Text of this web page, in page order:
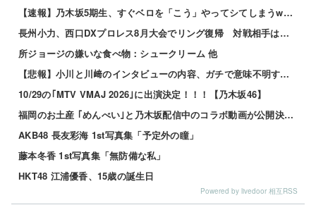
【速報】乃木坂5期生、すぐベロを「こう」やってシてしまうwwwwww 他
長州小力、西口DXプロレス8月大会でリング復帰 対戦相手はクロちゃん 他
所ジョージの嫌いな食べ物：シュークリーム 他
【悲報】小川と川﨑のインタビューの内容、ガチで意味不明すぎる
10/29の｢MTV VMAJ 2026｣に出演決定！！！【乃木坂46】
福岡のお土産 ｢めんべい｣と乃木坂配信中のコラボ動画が公開決定！！！【乃木坂46】
AKB48 長友彩海 1st写真集「予定外の瞳」
藤本冬香 1st写真集「無防備な私」
HKT48 江浦優香、15歳の誕生日
Powered by livedoor 相互RSS